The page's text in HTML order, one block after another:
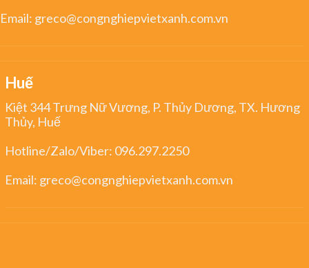
Email: greco@congnghiepvietxanh.com.vn
Huế
Kiệt 344 Trưng Nữ Vương, P. Thủy Dương, TX. Hương
Thủy, Huế
Hotline/Zalo/Viber: 096.297.2250
Email: greco@congnghiepvietxanh.com.vn